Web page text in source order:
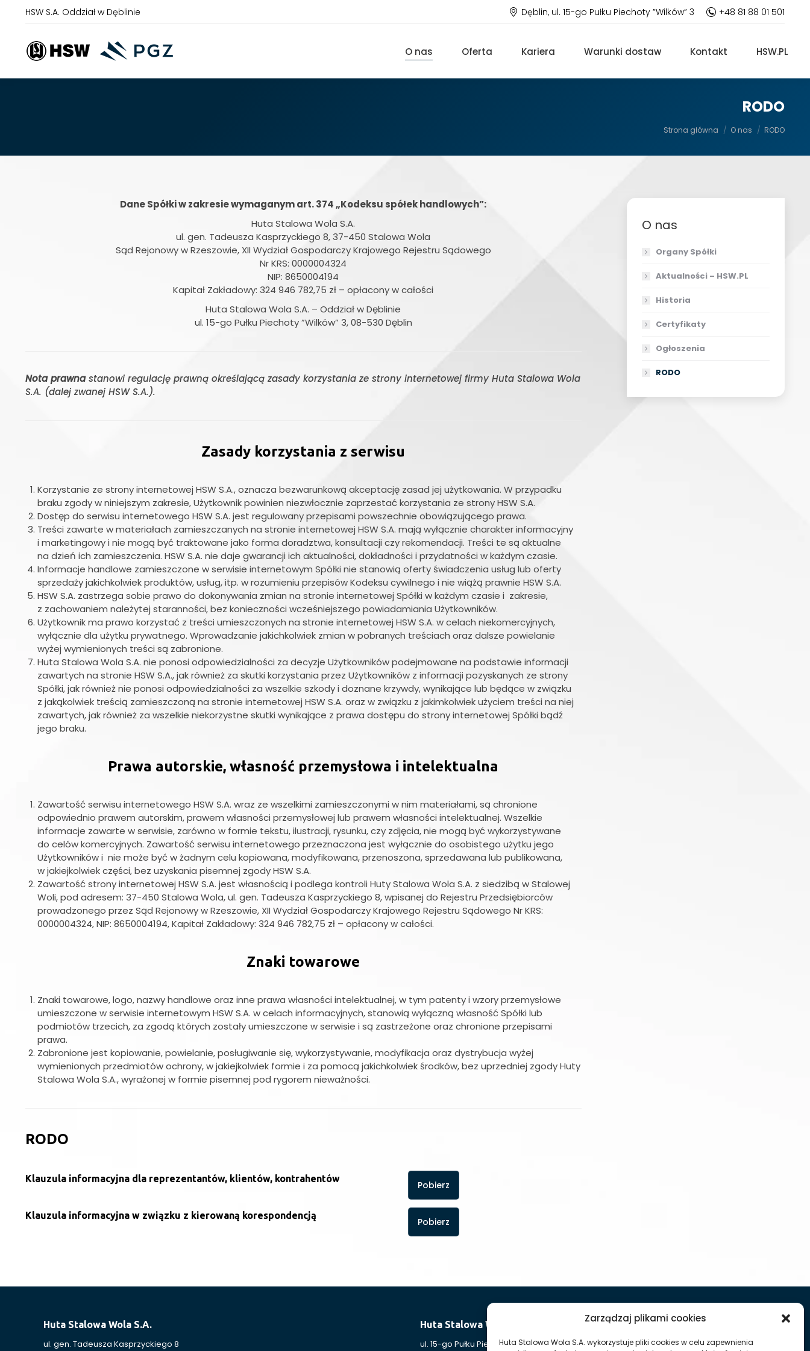
Zarządzaj plikami cookies
Huta Stalowa Wola S.A. wykorzystuje pliki cookies w celu zapewnienia
HSW S.A. Oddział w Dęblinie Dęblin, ul. 15-go Pułku Piechoty ”Wilków” 3 +48 81 88 01 501
O nas Oferta Kariera Warunki dostaw Kontakt HSW.PL
RODO
Strona główna O nas RODO
Dane Spółki w zakresie wymaganym art. 374 „Kodeksu spółek handlowych”:
Huta Stalowa Wola S.A.
ul. gen. Tadeusza Kasprzyckiego 8, 37-450 Stalowa Wola
Sąd Rejonowy w Rzeszowie, XII Wydział Gospodarczy Krajowego Rejestru Sądowego
Nr KRS: 0000004324
NIP: 8650004194
Kapitał Zakładowy: 324 946 782,75 zł – opłacony w całości
Huta Stalowa Wola S.A. – Oddział w Dęblinie
ul. 15-go Pułku Piechoty ”Wilków” 3, 08-530 Dęblin
Nota prawnastanowi regulację prawną określającą zasady korzystania ze strony internetowej firmy Huta Stalowa Wola
S.A. (dalej zwanej HSW S.A.).
Zasady korzystania z serwisu
Korzystanie ze strony internetowej HSW S.A., oznacza bezwarunkową akceptację zasad jej użytkowania. W przypadku
braku zgody w niniejszym zakresie, Użytkownik powinien niezwłocznie zaprzestać korzystania ze strony HSW S.A.
Dostęp do serwisu internetowego HSW S.A. jest regulowany przepisami powszechnie obowiązującego prawa.
Treści zawarte w materiałach zamieszczanych na stronie internetowej HSW S.A. mają wyłącznie charakter informacyjny
i marketingowy i nie mogą być traktowane jako forma doradztwa, konsultacji czy rekomendacji. Treści te są aktualne
na dzień ich zamieszczenia. HSW S.A. nie daje gwarancji ich aktualności, dokładności i przydatności w każdym czasie.
Informacje handlowe zamieszczone w serwisie internetowym Spółki nie stanowią oferty świadczenia usług lub oferty
sprzedaży jakichkolwiek produktów, usług, itp. w rozumieniu przepisów Kodeksu cywilnego i nie wiążą prawnie HSW S.A.
HSW S.A. zastrzega sobie prawo do dokonywania zmian na stronie internetowej Spółki w każdym czasie i zakresie,
z zachowaniem należytej staranności, bez konieczności wcześniejszego powiadamiania Użytkowników.
Użytkownik ma prawo korzystać z treści umieszczonych na stronie internetowej HSW S.A. w celach niekomercyjnych,
wyłącznie dla użytku prywatnego. Wprowadzanie jakichkolwiek zmian w pobranych treściach oraz dalsze powielanie
wyżej wymienionych treści są zabronione.
Huta Stalowa Wola S.A. nie ponosi odpowiedzialności za decyzje Użytkowników podejmowane na podstawie informacji
zawartych na stronie HSW S.A., jak również za skutki korzystania przez Użytkowników z informacji pozyskanych ze strony
Spółki, jak również nie ponosi odpowiedzialności za wszelkie szkody i doznane krzywdy, wynikające lub będące w związku
z jakąkolwiek treścią zamieszczoną na stronie internetowej HSW S.A. oraz w związku z jakimkolwiek użyciem treści na niej
zawartych, jak również za wszelkie niekorzystne skutki wynikające z prawa dostępu do strony internetowej Spółki bądź
jego braku.
Prawa autorskie, własność przemysłowa i intelektualna
Zawartość serwisu internetowego HSW S.A. wraz ze wszelkimi zamieszczonymi w nim materiałami, są chronione
odpowiednio prawem autorskim, prawem własności przemysłowej lub prawem własności intelektualnej. Wszelkie
informacje zawarte w serwisie, zarówno w formie tekstu, ilustracji, rysunku, czy zdjęcia, nie mogą być wykorzystywane
do celów komercyjnych. Zawartość serwisu internetowego przeznaczona jest wyłącznie do osobistego użytku jego
Użytkowników i nie może być w żadnym celu kopiowana, modyfikowana, przenoszona, sprzedawana lub publikowana,
w jakiejkolwiek części, bez uzyskania pisemnej zgody HSW S.A.
Zawartość strony internetowej HSW S.A. jest własnością i podlega kontroli Huty Stalowa Wola S.A. z siedzibą w Stalowej
Woli, pod adresem: 37-450 Stalowa Wola, ul. gen. Tadeusza Kasprzyckiego 8, wpisanej do Rejestru Przedsiębiorców
prowadzonego przez Sąd Rejonowy w Rzeszowie, XII Wydział Gospodarczy Krajowego Rejestru Sądowego Nr KRS:
0000004324, NIP: 8650004194, Kapitał Zakładowy: 324 946 782,75 zł – opłacony w całości.
Znaki towarowe
Znaki towarowe, logo, nazwy handlowe oraz inne prawa własności intelektualnej, w tym patenty i wzory przemysłowe
umieszczone w serwisie internetowym HSW S.A. w celach informacyjnych, stanowią wyłączną własność Spółki lub
podmiotów trzecich, za zgodą których zostały umieszczone w serwisie i są zastrzeżone oraz chronione przepisami
prawa.
Zabronione jest kopiowanie, powielanie, posługiwanie się, wykorzystywanie, modyfikacja oraz dystrybucja wyżej
wymienionych przedmiotów ochrony, w jakiejkolwiek formie i za pomocą jakichkolwiek środków, bez uprzedniej zgody Huty
Stalowa Wola S.A., wyrażonej w formie pisemnej pod rygorem nieważności.
RODO
Klauzula informacyjna dla reprezentantów, klientów, kontrahentów
Pobierz
Klauzula informacyjna w związku z kierowaną korespondencją
Pobierz
O nas
Organy Spółki
Aktualności – HSW.PL
Historia
Certyfikaty
Ogłoszenia
RODO
Huta Stalowa Wola S.A.
ul. gen. Tadeusza Kasprzyckiego 8
Huta Stalowa Wola S.A. Oddział w Dęblinie
ul. 15-go Pułku Piechoty ”Wilków” 3